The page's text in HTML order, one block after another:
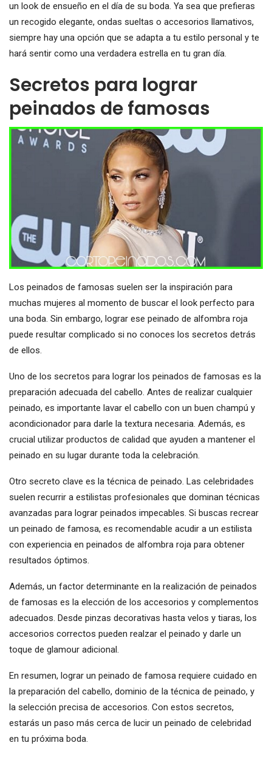
un look de ensueño en el día de su boda. Ya sea que prefieras
un recogido elegante, ondas sueltas o accesorios llamativos,
siempre hay una opción que se adapta a tu estilo personal y te
hará sentir como una verdadera estrella en tu gran día.
Secretos para lograr
peinados de famosas
Los peinados de famosas suelen ser la inspiración para
muchas mujeres al momento de buscar el look perfecto para
una boda. Sin embargo, lograr ese peinado de alfombra roja
puede resultar complicado si no conoces los secretos detrás
de ellos.
Uno de los secretos para lograr los peinados de famosas es la
preparación adecuada del cabello. Antes de realizar cualquier
peinado, es importante lavar el cabello con un buen champú y
acondicionador para darle la textura necesaria. Además, es
crucial utilizar productos de calidad que ayuden a mantener el
peinado en su lugar durante toda la celebración.
Otro secreto clave es la técnica de peinado. Las celebridades
suelen recurrir a estilistas profesionales que dominan técnicas
avanzadas para lograr peinados impecables. Si buscas recrear
un peinado de famosa, es recomendable acudir a un estilista
con experiencia en peinados de alfombra roja para obtener
resultados óptimos.
Además, un factor determinante en la realización de peinados
de famosas es la elección de los accesorios y complementos
adecuados. Desde pinzas decorativas hasta velos y tiaras, los
accesorios correctos pueden realzar el peinado y darle un
toque de glamour adicional.
En resumen, lograr un peinado de famosa requiere cuidado en
la preparación del cabello, dominio de la técnica de peinado, y
la selección precisa de accesorios. Con estos secretos,
estarás un paso más cerca de lucir un peinado de celebridad
en tu próxima boda.